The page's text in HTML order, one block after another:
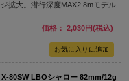
拡大。潜行深度MAX2.8mモデル
価格： 2,030円(税込)
80SW LBOシャロー 82mm/12g